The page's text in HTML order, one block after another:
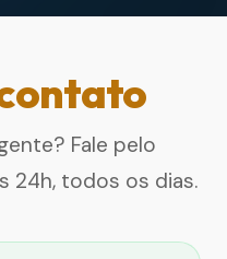
Fale pelo
24h, todos os dias.